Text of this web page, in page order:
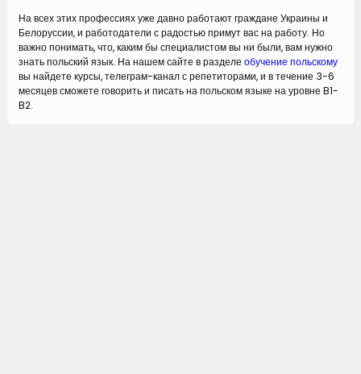
На всех этих профессиях уже давно работают граждане Украины и
Белоруссии, и работодатели с радостью примут вас на работу. Но
важно понимать, что, каким бы специалистом вы ни были, вам нужно
знать польский язык. На нашем сайте в разделе обучение польскому
вы найдете курсы, телеграм-канал с репетиторами, и в течение 3-6
месяцев сможете говорить и писать на польском языке на уровне B1-
B2.